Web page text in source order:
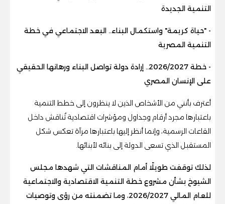
التنمية الجديدة
- "حياة كريمة" واستكمال البناء.. البعد الاجتماعي في خطة
التنمية المصرية
- خطة 2026/2027.. إرادة دولة تواصل البناء ورهانها الحقيقي
على الإنسان المصري
أعترف بأنني من الأشخاص الذين لا ينظرون إلى خطط التنمية
باعتبارها مجرد أرقام وجداول ومؤشرات اقتصادية تُناقش داخل
القاعات الرسمية، وإنما أنظر إليها باعتبارها مرآة تعكس شكل
المستقبل الذي تسعى الدولة إلى بنائه لأبنائها.
لذلك توقفت طويلًا أمام المناقشات التي شهدها مجلس
الشيوخ بشأن مشروع خطة التنمية الاقتصادية والاجتماعية
للعام المالي 2026/2027، وما تضمنته من رؤى وتوصيات